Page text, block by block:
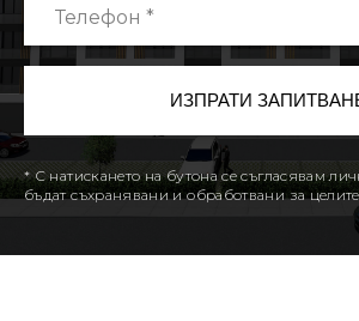
* С натискането на бутона се съгласявам
бъдат съхранявани и обработвани за целите